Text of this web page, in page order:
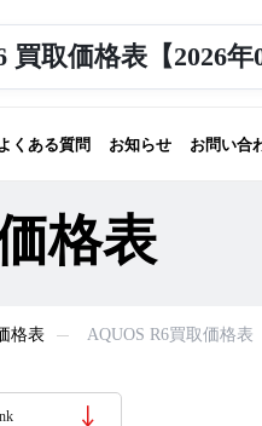
買取価格表【2026年
くある質問 お知らせ お問い合
格表
格表 AQUOS R6買取価格表